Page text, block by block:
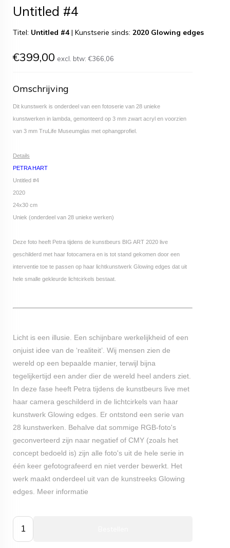
Untitled #4
Titel: Untitled #4| Kunstserie sinds: 2020 Glowing edges
€399,00 excl. btw: €366,06
Omschrijving
Dit kunstwerk is onderdeel van een fotoserie van 28 unieke
kunstwerken in lambda, gemonteerd op 3 mm zwart acryl en voorzien
van 3 mm TruLife Museumglas met ophangprofiel.
Details
PETRA HART
Untitled #4
2020
24x30 cm
Uniek (onderdeel van 28 unieke werken)
Deze foto heeft Petra tijdens de kunstbeurs BIG ART 2020 live
geschilderd met haar fotocamera en is tot stand gekomen door een
interventie toe te passen op haar lichtkunstwerk Glowing edges dat uit
hele smalle gekleurde lichtcirkels bestaat.
Licht is een illusie. Een schijnbare werkelijkheid of een
onjuist idee van de ‘realiteit’. Wij mensen zien de
wereld op een bepaalde manier, terwijl bijna
tegelijkertijd een ander dier de wereld heel anders ziet.
In deze fase heeft Petra tijdens de kunstbeurs live met
haar camera geschilderd in de lichtcirkels van haar
kunstwerk Glowing edges. Er ontstond een serie van
28 kunstwerken. Behalve dat sommige RGB-foto's
geconverteerd zijn naar negatief of CMY (zoals het
concept bedoeld is) zijn alle foto's uit de hele serie in
één keer gefotografeerd en niet verder bewerkt. Het
werk maakt onderdeel uit van de kunstreeks Glowing
edges. Meer informatie